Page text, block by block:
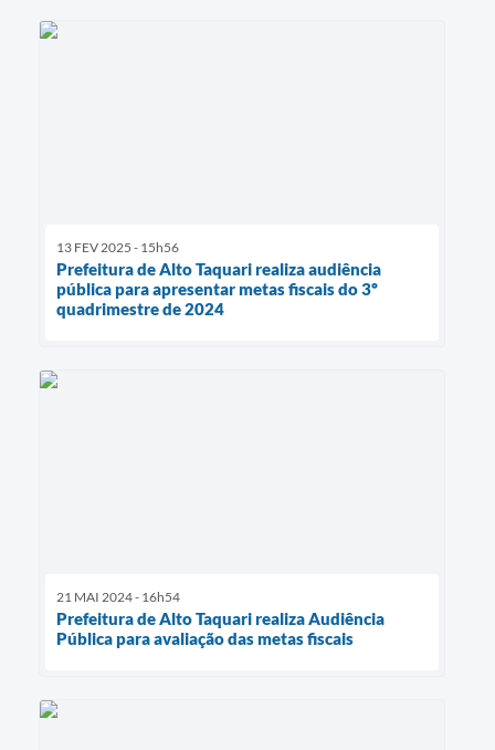
13 FEV 2025 - 15h56
Prefeitura de Alto Taquari realiza audiência
pública para apresentar metas fiscais do 3º
quadrimestre de 2024
21 MAI 2024 - 16h54
Prefeitura de Alto Taquari realiza Audiência
Pública para avaliação das metas fiscais